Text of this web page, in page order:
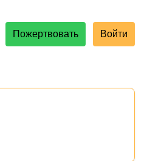
Пожертвовать Войти